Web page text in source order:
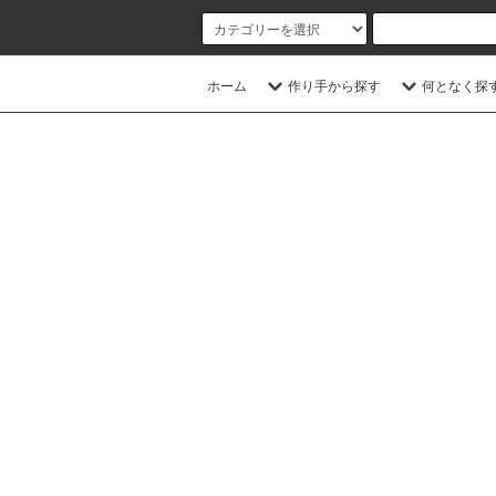
ホーム 作り手から探す 何となく探